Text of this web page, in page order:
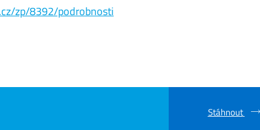
zp/8392/podrobnosti
Stáhnout